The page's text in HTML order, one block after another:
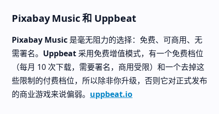
Pixabay Music 和 Uppbeat
Pixabay Music 是毫无阻力的选择：免费、可商用、无
需署名。 Uppbeat 采用免费增值模式，有一个免费档位
（每月 10 次下载，需要署名，商用受限）和一个去掉这
些限制的付费档位，所以除非你升级，否则它对正式发布
的商业游戏来说偏弱。 uppbeat.io